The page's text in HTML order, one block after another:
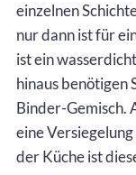
einzelnen
nur dann ist für
ist ein
hinaus benötigen
Binder-Gemisch.
eine
der Küche ist